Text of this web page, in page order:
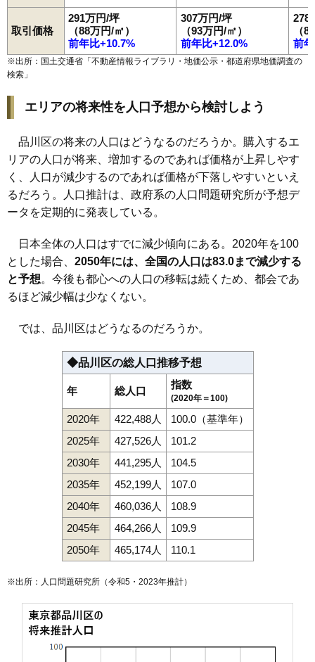
取引価格
291万円/坪
（88万円/㎡）
前年比+10.7%
307万円/坪
（93万円/㎡）
前年比+12.0%
278
（
前
※出所：国土交通省「 不動産情報ライブラリ・地価公示・都道府県地価調査の
検索 」
エリアの将来性を人口予想から検討しよう
品川区の将来の人口はどうなるのだろうか。購入するエ
リアの人口が将来、増加するのであれば価格が上昇しやす
く、人口が減少するのであれば価格が下落しやすいといえ
るだろう。人口推計は、政府系の人口問題研究所が予想デ
ータを定期的に発表している。
日本全体の人口はすでに減少傾向にある。2020年を100
とした場合、 2050年には、全国の人口は83.0まで減少する
と予想。今後も都心への人口の移転は続くため、都会であ
るほど減少幅は少なくない。
では、品川区はどうなるのだろうか。
◆品川区の総人口推移予想
年 総人口
指数
(2020年＝100)
2020年 422,488人
100.0（基準年）
2025年
427,526人
101.2
2030年
441,295人
104.5
2035年
452,199人
107.0
2040年
460,036人
108.9
2045年
464,266人
109.9
2050年
465,174人 110.1
※出所：人口問題研究所（令和5・2023年推計）